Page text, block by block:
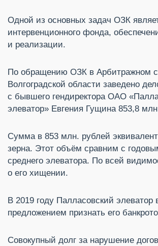
Одной из основных задач ОЗК
интервенционного фонда,
и реализации.
По обращению ОЗК в Арбитражном
Волгоградской области заведено
с бывшего гендиректора ОАО
элеватор» Евгения Гущина 853,8
Сумма в 853 млн. рублей
зерна. Этот объём сравним с
среднего элеватора. По всей
о его хищении.
В 2019 году Палласовский
предложением признать его
Совокупный долг за нарушение